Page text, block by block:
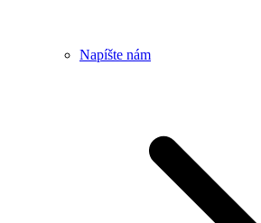
Napíšte nám